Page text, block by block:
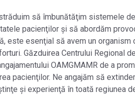
să îmbunătăţim sistemele
pacienţilor și să abordăm
este esenţial să avem un organism
Găzduirea Centrului Regional
OAMGMAMR de a
pacienţilor. Ne angajăm să
și experienţă în toată regiunea